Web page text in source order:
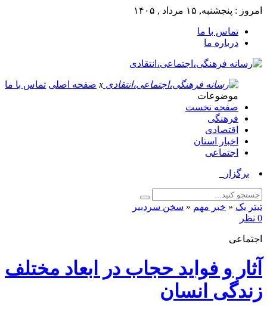
امروز : پنجشنبه, ۱۵ مرداد , ۱۴۰۵
تماس با ما
درباره ما
x صفحه اصلی تماس با ما
موضوعات
صفحه نخست
فرهنگی
اقتصادی
اخبار استان
اجتماعی
برگزاری پیاده‌ر_
تیتر یک « خبر مهم « سخن سردبیر
0 نظر
اجتماعی
آثار و فواید حجاب در ابعاد مختلف
زندگی انسان